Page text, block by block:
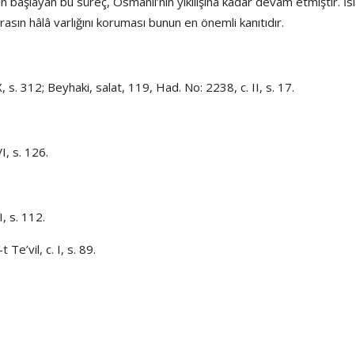
hâlâ varlığını koruması bunun en önemli kanıtıdır.
312; Beyhaki, salat, 119, Had. No: 2238, c. II, s. 17.
s. 126.
s. 112.
Te’vil, c. I, s. 89.